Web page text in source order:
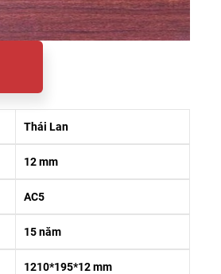
Thái Lan
12 mm
AC5
15 năm
1210*195*12 mm